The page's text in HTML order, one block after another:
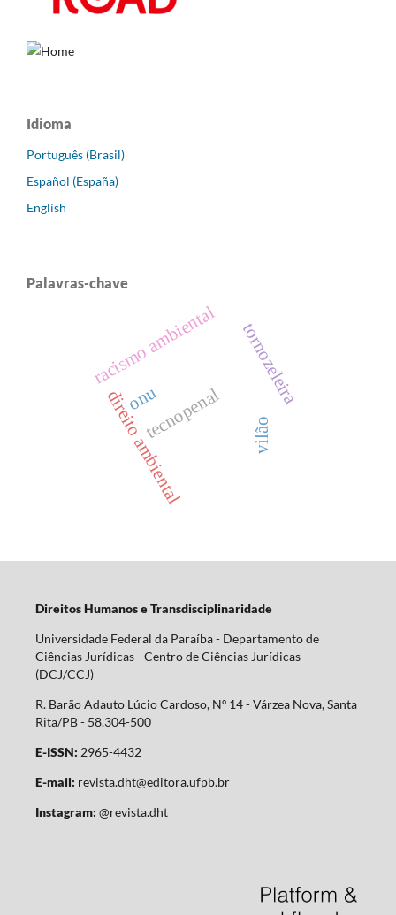
Idioma
Português (Brasil)
Español (España)
English
Palavras-chave
tornozeleira
tecnopenal vilão
direito ambiental
racismo ambiental
onu
Direitos Humanos e Transdisciplinaridade
Universidade Federal da Paraíba - Departamento de
Ciências Jurídicas - Centro de Ciências Jurídicas
(DCJ/CCJ)
R. Barão Adauto Lúcio Cardoso, Nº 14 - Várzea Nova, Santa
Rita/PB - 58.304-500
E-ISSN: 2965-4432
E-mail: revista.dht@editora.ufpb.br
Instagram: @revista.dht